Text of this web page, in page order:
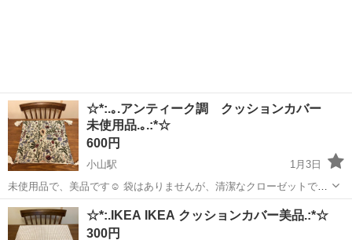
☆*:.｡.アンティーク調 クッションカバー
未使用品.｡.:*☆
600円
小山駅
1月3日
未使用品で、美品です☺︎ 袋はありませんが、清潔なクローゼットで保
管しておりました。 購入は2024.11です。 アンティークな色合いの落
ち着いた花柄刺繍とタッセルが特徴のクッションカバーで、シックに
カントリー調に、さ...
栃木 小山市 ファブリック、カバー
アンティーク
☆*:.IKEA IKEA クッションカバー美品.:*☆
300円